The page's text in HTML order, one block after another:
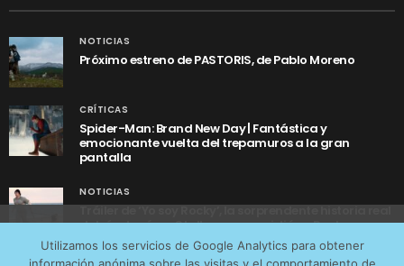
NOTICIAS
Próximo estreno de PASTORIS, de Pablo Moreno
CRÍTICAS
Spider-Man: Brand New Day | Fantástica y
emocionante vuelta del trepamuros a la gran
pantalla
NOTICIAS
Tráiler de ‘Yo soy Rocky’, la sorprendente historia real
detrás de cómo Stallone se convirtió en Rocky
Utilizamos los servicios de Google Analytics para obtener
tráfico web que recibimos y conocer los servicios que